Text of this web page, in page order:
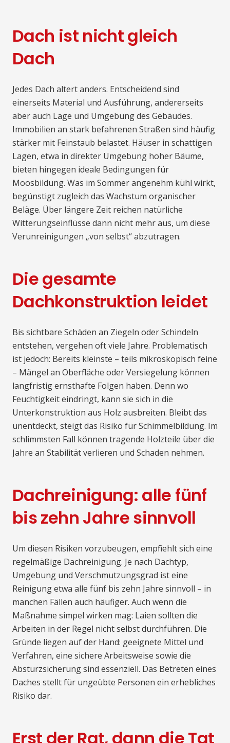
Dach ist nicht gleich
Dach
Jedes Dach altert anders. Entscheidend sind
einerseits Material und Ausführung, andererseits
aber auch Lage und Umgebung des Gebäudes.
Immobilien an stark befahrenen Straßen sind häufig
stärker mit Feinstaub belastet. Häuser in schattigen
Lagen, etwa in direkter Umgebung hoher Bäume,
bieten hingegen ideale Bedingungen für
Moosbildung. Was im Sommer angenehm kühl wirkt,
begünstigt zugleich das Wachstum organischer
Beläge. Über längere Zeit reichen natürliche
Witterungseinflüsse dann nicht mehr aus, um diese
Verunreinigungen „von selbst“ abzutragen.
Die gesamte
Dachkonstruktion leidet
Bis sichtbare Schäden an Ziegeln oder Schindeln
entstehen, vergehen oft viele Jahre. Problematisch
ist jedoch: Bereits kleinste – teils mikroskopisch feine
– Mängel an Oberfläche oder Versiegelung können
langfristig ernsthafte Folgen haben. Denn wo
Feuchtigkeit eindringt, kann sie sich in die
Unterkonstruktion aus Holz ausbreiten. Bleibt das
unentdeckt, steigt das Risiko für Schimmelbildung. Im
schlimmsten Fall können tragende Holzteile über die
Jahre an Stabilität verlieren und Schaden nehmen.
Dachreinigung: alle fünf
bis zehn Jahre sinnvoll
Um diesen Risiken vorzubeugen, empfiehlt sich eine
regelmäßige Dachreinigung. Je nach Dachtyp,
Umgebung und Verschmutzungsgrad ist eine
Reinigung etwa alle fünf bis zehn Jahre sinnvoll – in
manchen Fällen auch häufiger. Auch wenn die
Maßnahme simpel wirken mag: Laien sollten die
Arbeiten in der Regel nicht selbst durchführen. Die
Gründe liegen auf der Hand: geeignete Mittel und
Verfahren, eine sichere Arbeitsweise sowie die
Absturzsicherung sind essenziell. Das Betreten eines
Daches stellt für ungeübte Personen ein erhebliches
Risiko dar.
Erst der Rat, dann die Tat